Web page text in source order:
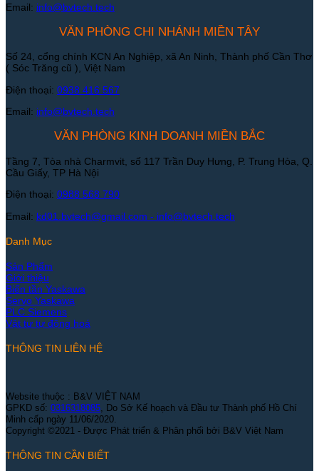
Email: info@bvtech.tech
VĂN PHÒNG CHI NHÁNH MIỀN TÂY
Số 24, cổng chính KCN An Nghiệp, xã An Ninh, Thành phố Cần Thơ
( Sóc Trăng cũ ), Việt Nam
Điện thoại: 0938 416 567
Email: info@bvtech.tech
VĂN PHÒNG KINH DOANH MIỀN BẮC
Tầng 7, Tòa nhà Charmvit, số 117 Trần Duy Hưng, P. Trung Hòa, Q.
Cầu Giấy, TP Hà Nội
Điện thoại: 0988 568 790
Email: kd01.bvtech@gmail.com - info@bvtech.tech
Danh Mục
Sản Phẩm
Giới thiệu
Biến tần Yaskawa
Servo Yaskawa
PLC Siemens
Vật tư tự động hoá
THÔNG TIN LIÊN HỆ
Website thuộc : B&V VIỆT NAM
GPKD số: 0316318085, Do Sở Kế hoạch và Đầu tư Thành phố Hồ Chí
Minh cấp ngày 11/06/2020.
Copyright ©2021 - Được Phát triển & Phân phối bởi B&V Việt Nam
THÔNG TIN CẦN BIẾT